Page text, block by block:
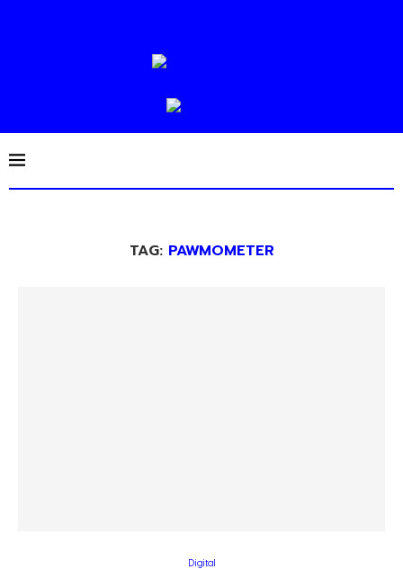
TAG: PAWMOMETER
Digital